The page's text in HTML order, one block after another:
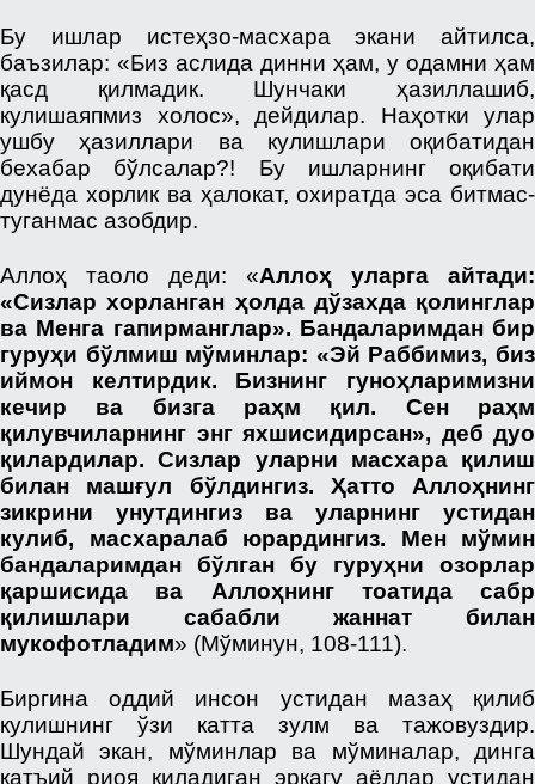
Бу ишлар истеҳзо-масхара экани айтилса,
баъзилар: «Биз аслида динни ҳам, у одамни ҳам
қасд қилмадик. Шунчаки ҳазиллашиб,
кулишаяпмиз холос», дейдилар. Наҳотки улар
ушбу ҳазиллари ва кулишлари оқибатидан
бехабар бўлсалар?! Бу ишларнинг оқибати
дунёда хорлик ва ҳалокат, охиратда эса битмас-
туганмас азобдир.
Аллоҳ таоло деди: «Аллоҳ уларга айтади:
«Сизлар хорланган ҳолда дўзахда қолинглар
ва Менга гапирманглар». Бандаларимдан бир
гуруҳи бўлмиш мўминлар: «Эй Раббимиз, биз
иймон келтирдик. Бизнинг гуноҳларимизни
кечир ва бизга раҳм қил. Сен раҳм
қилувчиларнинг энг яхшисидирсан», деб дуо
қилардилар. Сизлар уларни масхара қилиш
билан машғул бўлдингиз. Ҳатто Аллоҳнинг
зикрини унутдингиз ва уларнинг устидан
кулиб, масхаралаб юрардингиз. Мен мўмин
бандаларимдан бўлган бу гуруҳни озорлар
қаршисида ва Аллоҳнинг тоатида сабр
қилишлари сабабли жаннат билан
мукофотладим» (Мўминун, 108-111).
Биргина оддий инсон устидан мазаҳ қилиб
кулишнинг ўзи катта зулм ва тажовуздир.
Шундай экан, мўминлар ва мўминалар, динга
қатъий риоя қиладиган эркагу аёллар устидан